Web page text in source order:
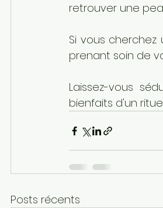
retrouver une
Si vous
prenant soin de
Laissez-vous
bienfaits d'un
Posts récents